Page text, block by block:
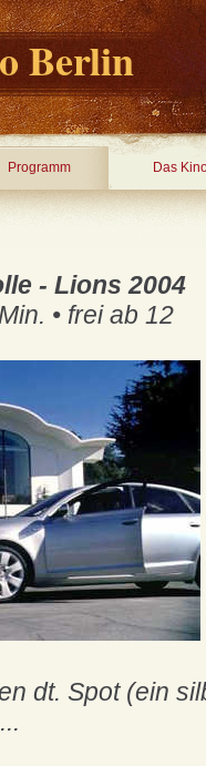
Berlin
Programm Das
- Lions 2004
• frei ab 12
dt. Spot (ein